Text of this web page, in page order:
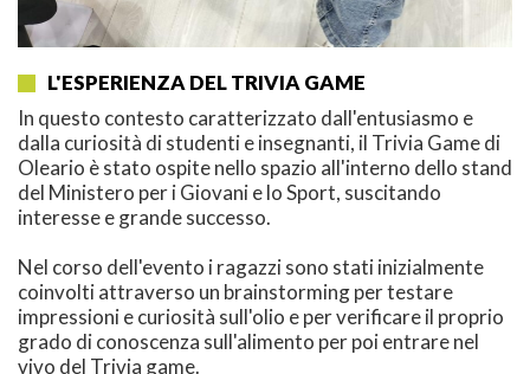
L'ESPERIENZA DEL TRIVIA GAME
In questo contesto caratterizzato dall'entusiasmo e
dalla curiosità di studenti e insegnanti, il Trivia Game di
Oleario è stato ospite nello spazio all'interno dello stand
del Ministero per i Giovani e lo Sport, suscitando
interesse e grande successo.
Nel corso dell'evento i ragazzi sono stati inizialmente
coinvolti attraverso un brainstorming per testare
impressioni e curiosità sull'olio e per verificare il proprio
grado di conoscenza sull'alimento per poi entrare nel
vivo del Trivia game.